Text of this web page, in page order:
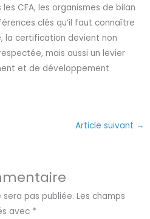
CFA, les organismes de bilan
clés qu’il faut connaître
la certification devient non
mais aussi un levier
et de développement
Article suivant →
pas publiée. Les champs
avec *